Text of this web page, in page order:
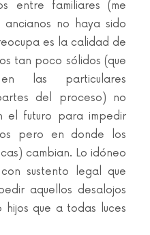
entre familiares (me
no haya sido
es la calidad de
tan poco sólidos (que
las particulares
del proceso) no
el futuro para impedir
pero en donde los
cambian. Lo idóneo
sustento legal que
aquellos desalojos
que a todas luces